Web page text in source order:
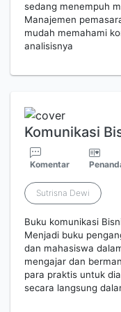
sedang menempuh
Manajemen
mudah memahami
analisisnya
Komunikasi
Komentar
Sutrisna Dewi
Buku komunikasi
Menjadi buku
dan mahasiswa
mengajar dan
para praktis untuk
secara langsung